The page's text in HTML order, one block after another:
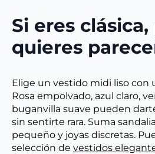
Si eres
quieres
Elige un vestido midi liso con
Rosa empolvado, azul claro,
buganvilla suave pueden
sin sentirte rara. Suma
pequeño y joyas discretas.
selección de vestidos